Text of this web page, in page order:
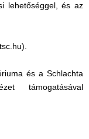
lehetőséggel, és az
és a Schlachta
támogatásával